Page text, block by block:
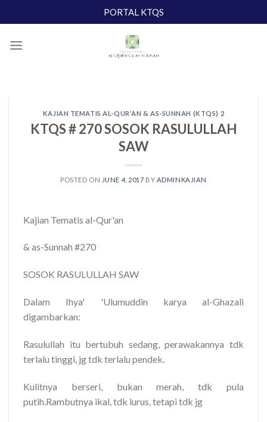
to
PORTAL KTQS
KAJIAN TEMATIS AL-QUR’AN & AS-SUNNAH (KTQS) 2
KTQS # 270 SOSOK RASULULLAH
SAW
POSTED ON JUNE 4, 2017 BY ADMINKAJIAN
Kajian Tematis al-Qur'an
& as-Sunnah #270
SOSOK RASULULLAH SAW
Dalam Ihya' 'Ulumuddin karya al-Ghazali
digambarkan:
Rasulullah itu bertubuh sedang, perawakannya tdk
terlalu tinggi, jg tdk terlalu pendek.
Kulitnya berseri, bukan merah, tdk pula
putih.Rambutnya ikal, tdk lurus, tetapi tdk jg